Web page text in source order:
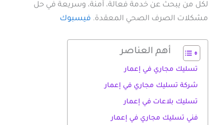
لكل من يبحث عن خدمة فعالة، آمنة، وسريعة في حل
مشكلات الصرف الصحي المعقدة. فيسبوك
أهم العناصر
تسليك مجاري في إعمار
شركة تسليك مجاري في إعمار
تسليك بلاعات في إعمار
فني تسليك مجاري في إعمار